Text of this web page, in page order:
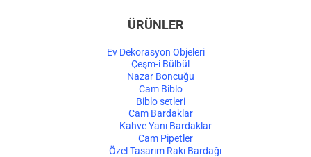
ÜRÜNLER
Ev Dekorasyon Objeleri
Çeşm-i Bülbül
Nazar Boncuğu
Cam Biblo
Biblo setleri
Cam Bardaklar
Kahve Yanı Bardaklar
Cam Pipetler
Özel Tasarım Rakı Bardağı